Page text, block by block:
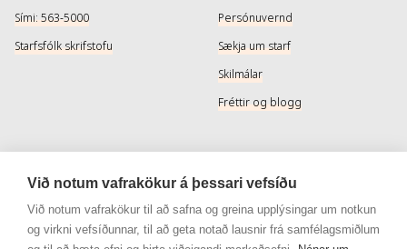
Sími: 563-5000
Starfsfólk skrifstofu
Persónuvernd
Sækja um starf
Skilmálar
Fréttir og blogg
Þjónusta
Afhendingarmöguleikar
Skilareglur
Samfélagsmiðlar
Instagram
Instagram - Snyrtivara
Við notum vafrakökur á þessari vefsíðu
Við notum vafrakökur til að safna og greina upplýsingar um notkun
og virkni vefsíðunnar, til að geta notað lausnir frá samfélagsmiðlum